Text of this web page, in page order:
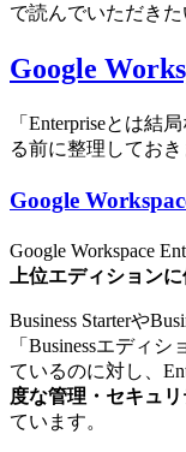
で読んでいただきた
Google
「Enterpriseとは結
る前に整理しておき
Google
Google Workspace
上位エディション
Business Starterや
「Businessエディ
ているのに対し、
度な管理・セキュ
ています。